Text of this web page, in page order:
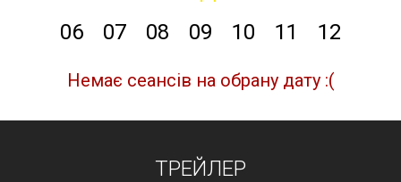
06
07 08 09 10 11 12
Немає сеансів на обрану дату :(
ТРЕЙЛЕР